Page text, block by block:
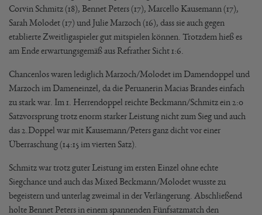
Corvin Schmitz (18), Bennet Peters (17), Marcello Kausemann (17),
Sarah Molodet (17) und Julie Marzoch (16), dass sie auch gegen
etablierte Zweitligaspieler gut mitspielen können. Trotzdem hieß es
am Ende erwartungsgemäß aus Refrather Sicht 1:6.
Chancenlos waren lediglich Marzoch/Molodet im Damendoppel und
Marzoch im Dameneinzel, da die Peruanerin Macias Brandes einfach
zu stark war. Im 1. Herrendoppel reichte Beckmann/Schmitz ein 2:0
Satzvorsprung trotz enorm starker Leistung nicht zum Sieg und auch
das 2.Doppel war mit Kausemann/Peters ganz dicht vor einer
Überraschung (14:15 im vierten Satz).
Schmitz war trotz guter Leistung im ersten Einzel ohne echte
Siegchance und auch das Mixed Beckmann/Molodet wusste zu
begeistern und unterlag zweimal in der Verlängerung. Abschließend
holte Bennet Peters in einem spannenden Fünfsatzmatch den